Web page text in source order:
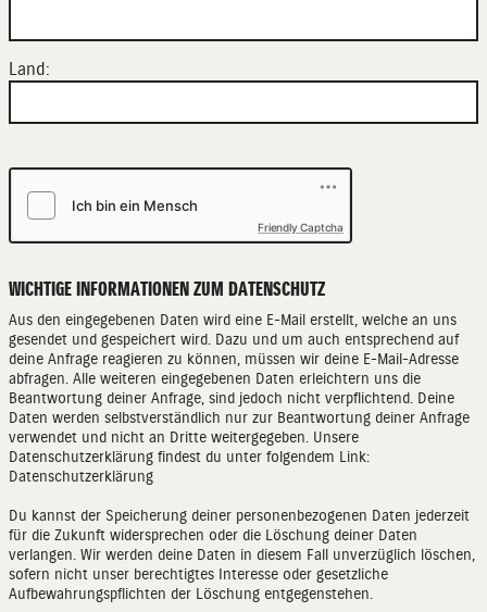
Land:
Friendly Captcha
WICHTIGE INFORMATIONEN ZUM DATENSCHUTZ
Aus den eingegebenen Daten wird eine E-Mail erstellt, welche an uns
gesendet und gespeichert wird. Dazu und um auch entsprechend auf
deine Anfrage reagieren zu können, müssen wir deine E-Mail-Adresse
abfragen. Alle weiteren eingegebenen Daten erleichtern uns die
Beantwortung deiner Anfrage, sind jedoch nicht verpflichtend. Deine
Daten werden selbstverständlich nur zur Beantwortung deiner Anfrage
verwendet und nicht an Dritte weitergegeben. Unsere
Datenschutzerklärung findest du unter folgendem Link:
Datenschutzerklärung
Du kannst der Speicherung deiner personenbezogenen Daten jederzeit
für die Zukunft widersprechen oder die Löschung deiner Daten
verlangen. Wir werden deine Daten in diesem Fall unverzüglich löschen,
sofern nicht unser berechtigtes Interesse oder gesetzliche
Aufbewahrungspflichten der Löschung entgegenstehen.